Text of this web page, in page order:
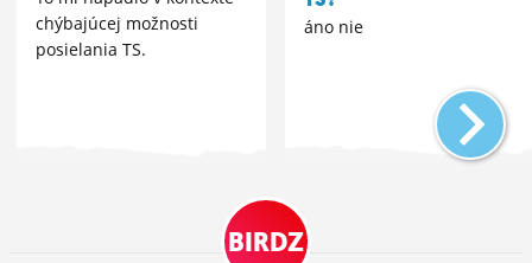
chýbajúcej možnosti
posielania TS.
áno nie
BIRDZ